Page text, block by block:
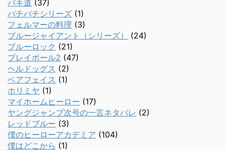
バキ道 (37)
バチバチシリーズ (1)
フェルマーの料理 (3)
ブルージャイアント（シリーズ）
(24)
ブルーロック (21)
プレイボール2 (47)
ヘルドッグス (2)
ベアフェイス (1)
ホリミヤ (1)
マイホームヒーロー (17)
ヤングジャンプ次号の一言ネタバレ (2)
レッドブルー (3)
僕のヒーローアカデミア (104)
僕はどこから (1)